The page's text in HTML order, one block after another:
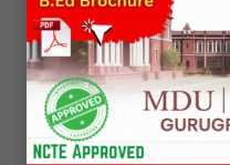
View all posts